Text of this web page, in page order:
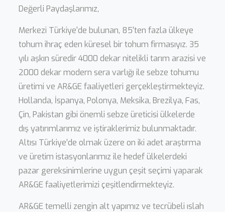
Değerli Paydaşlarımız,
Merkezi Türkiye'de bulunan, 85'ten fazla ülkeye
tohum ihraç eden küresel bir tohum firmasıyız. 35
yılı aşkın süredir 4000 dekar nitelikli tarım arazisi ve
2000 dekar modern sera varlığı ile sebze tohumu
üretimi ve AR&GE faaliyetleri gerçekleştirmekteyiz.
Hollanda, İspanya, Polonya, Meksika, Brezilya, Fas,
Çin, Pakistan gibi önemli sebze üreticisi ülkelerde
dış yatırımlarımız ve iştiraklerimiz bulunmaktadır.
Altısı Türkiye’de olmak üzere on iki adet araştırma
ve üretim istasyonlarımız ile hedef ülkelerdeki
pazar gereksinimlerine uygun çeşit seçimi yaparak
AR&GE faaliyetlerimizi çeşitlendirmekteyiz.
AR&GE temelli zengin alt yapımız ve tecrübeli ıslah